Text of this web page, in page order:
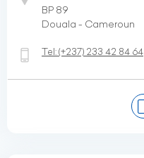
BP 89
Douala - Cameroun
Tel:(+237) 233 42 84 64